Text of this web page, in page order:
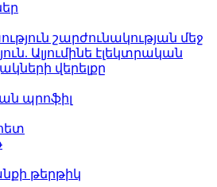
շարժունակության մեջ
Ալյումինե էլեկտրական
վերելքը
պրոֆիլ
թերթիկ